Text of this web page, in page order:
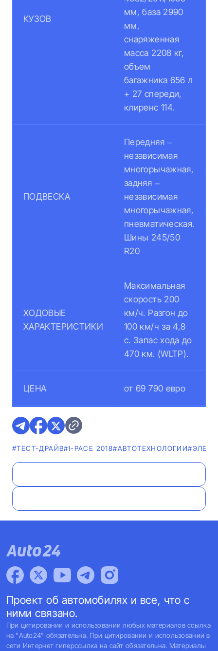
КУЗОВ
мм, база 2990
мм,
снаряженная
масса 2208 кг,
объем
багажника 656 л
+ 27 спереди,
клиренс 114.
ПОДВЕСКА
Передняя –
независимая
многорычажная,
задняя –
независимая
многорычажная,
пневматическая.
Шины 245/50
R20
ХОДОВЫЕ
ХАРАКТЕРИСТИКИ
Максимальная
скорость 200
км/ч. Разгон до
100 км/ч за 4,8
с. Запас хода до
470 км. (WLTP).
ЦЕНА от 69 790 евро
#ТЕСТ-ДРАЙВ#I-PACE 2018#АВТОТЕХНОЛОГИИ
Проект об автомобилях и все, что с
ними связано.
При цитировании и использовании любых материалов ссылка
на "Auto24" обязательна. При цитировании и использовании в
сети Интернет гиперссылка на сайт обязательна. Материалы